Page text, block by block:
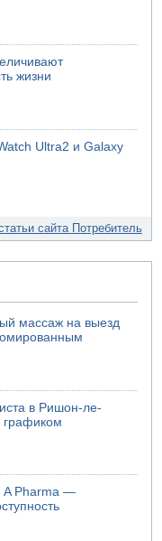
жизни
Ultra2 и Galaxy
сайта Потребитель
массаж на выезд
в Ришон-ле-
графиком
A Pharma —